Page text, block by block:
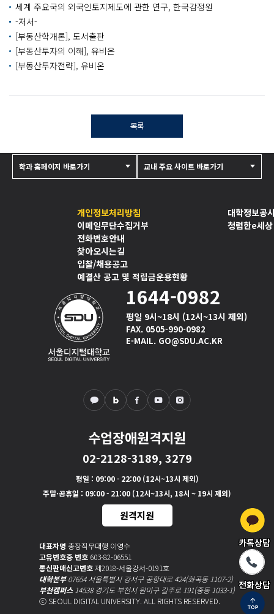
세계 주요국의 외국인토지제도에 관한 연구, 한국감정원
-저서-
[부동산학개론], 도서출판
[부동산투자의 이해], 유비온
[부동산투자전략], 유비온
목록
개인정보처리방침
이메일무단수집거부
전화번호안내
찾아오시는길
입찰/채용공고
예결산 공고 및 적립금운용현황
대학정보공
청렴한e세상
1644-0982
평일 9시~18시 (12시~13시 제외)
FAX. 0505-990-0982
E-MAIL. GO@SDU.AC.KR
수업장애원격지원
02-2128-3189, 3279
평일 : 09:00 - 22:00 (12시~13시 제외)
주말·공휴일 : 09:00 - 21:00 (12시~13시, 18시 ~ 19시 제외)
원격지원
대표자명 총장직무대행 이영수
고유번호증 번호 603-82-06551
통신판매신고번호제2018-서울강서-0191호
대학본부07654 서울특별시 강서구 공항대로 424(화곡동 1107-2)
부천캠퍼스14538 경기도 부천시 원미구 길주로 191(중동 1033-1)
ⓒ SEOUL DIGITAL UNIVERSITY. ALL RIGHTS RESERVED.
학과 홈페이지 바로가기 교내 주요 사이트 바로가기
카톡상담
전화상담